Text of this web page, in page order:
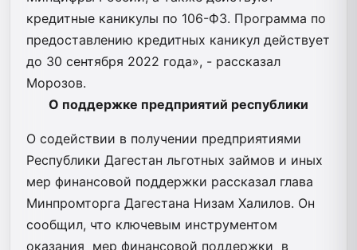
кредитные каникулы по 106-ФЗ. Программа по
предоставлению кредитных каникул действует
до 30 сентября 2022 года», - рассказал
Морозов.
О поддержке предприятий республики
О содействии в получении предприятиями
Республики Дагестан льготных займов и иных
мер финансовой поддержки рассказал глава
Минпромторга Дагестана Низам Халилов. Он
сообщил, что ключевым инструментом
оказания мер финансовой поддержки в